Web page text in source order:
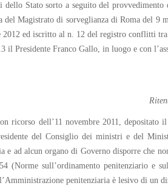
Stato sorto a seguito del
del Magistrato di sorveglianza di Roma del
ed iscritto al n. 12 del registro conflitti
il Presidente Franco Gallo, in luogo e con
ricorso dell’11 novembre 2011,
del Consiglio dei ministri e del
ad alcun organo di Governo disporre che
(Norme sull’ordinamento penitenziario e
penitenziaria è lesivo di un